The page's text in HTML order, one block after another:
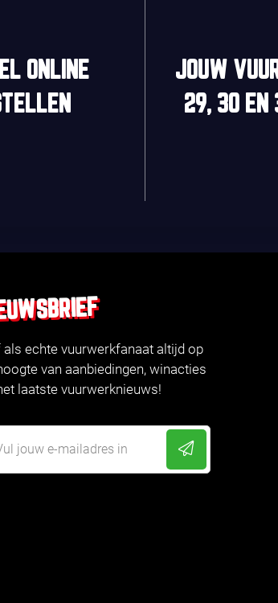
ONLINE
JOUW
29, 30EN
als echte vuurwerkfanaat altijd op
van aanbiedingen, winacties
laatste vuurwerknieuws!